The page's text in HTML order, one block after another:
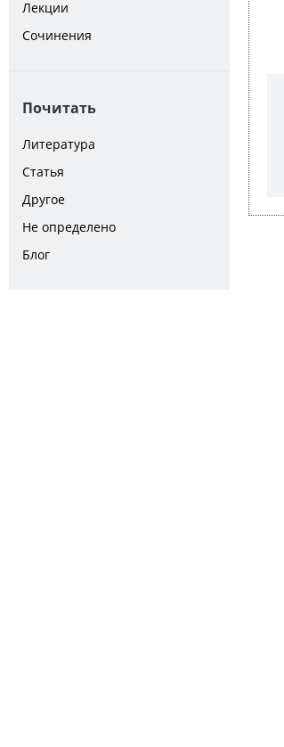
Лекции
Сочинения
Почитать
Литература
Статья
Другое
Не определено
Блог